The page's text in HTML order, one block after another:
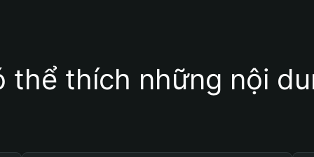
thể thích những nội